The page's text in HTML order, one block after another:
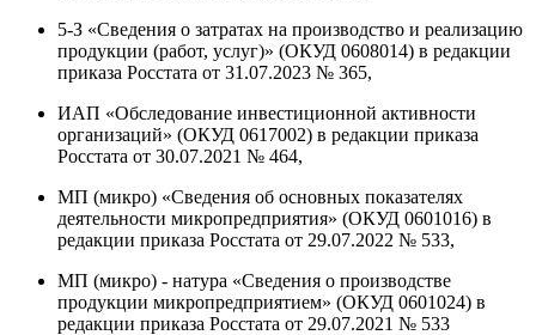
5-З «Сведения о затратах на производство и реализацию
продукции (работ, услуг)» (ОКУД 0608014) в редакции
приказа Росстата от 31.07.2023 № 365,
ИАП «Обследование инвестиционной активности
организаций» (ОКУД 0617002) в редакции приказа
Росстата от 30.07.2021 № 464,
МП (микро) «Сведения об основных показателях
деятельности микропредприятия» (ОКУД 0601016) в
редакции приказа Росстата от 29.07.2022 № 533,
МП (микро) - натура «Сведения о производстве
продукции микропредприятием» (ОКУД 0601024) в
редакции приказа Росстата от 29.07.2021 № 533